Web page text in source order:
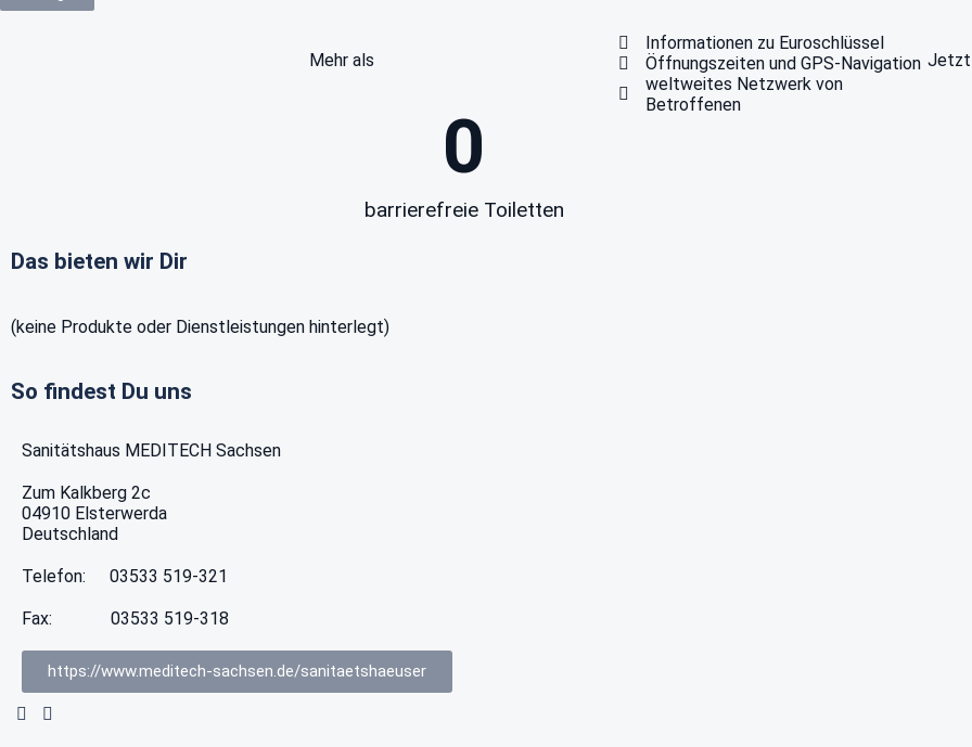
Mehr als
barrierefreie Toiletten
0
Informationen zu Euroschlüssel
Öffnungszeiten und GPS-Navigation
weltweites Netzwerk von
Betroffenen
Jetzt
Das bieten wir Dir
(keine Produkte oder Dienstleistungen hinterlegt)
So findest Du uns
Sanitätshaus MEDITECH Sachsen
Zum Kalkberg 2c
04910 Elsterwerda
Deutschland
Telefon: 03533 519-321
Fax: 03533 519-318
https://www.meditech-sachsen.de/sanitaetshaeuser